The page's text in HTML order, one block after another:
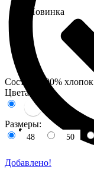
Добавлено!
Состав : 100% хлопок
Цвета:
Размеры:
48 50
Новинка